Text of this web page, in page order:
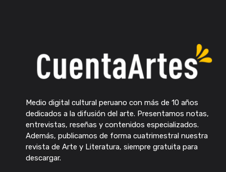
Medio digital cultural peruano con más de 10 años
dedicados a la difusión del arte. Presentamos notas,
entrevistas, reseñas y contenidos especializados.
Además, publicamos de forma cuatrimestral nuestra
revista de Arte y Literatura, siempre gratuita para
descargar.